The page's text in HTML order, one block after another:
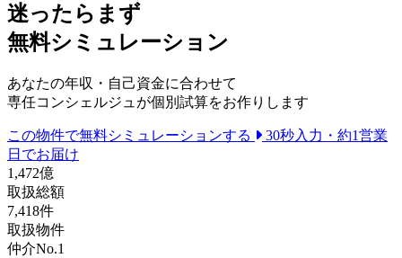
迷ったらまず
無料シミュレーション
あなたの年収・自己資金に合わせて
専任コンシェルジュが個別試算をお作りします
この物件で無料シミュレーションする
30秒入力・約1営業
日でお届け
1,472億
取扱総額
7,418件
取扱物件
仲介No.1